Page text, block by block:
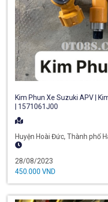
Kim Phun Xe Suzuki APV |
| 1571061J00
Huyện Hoài Đức, Thành phố
28/08/2023
450.000 VND